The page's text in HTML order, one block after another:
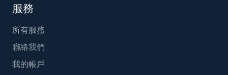
服務
所有服務
聯絡我們
我的帳戶